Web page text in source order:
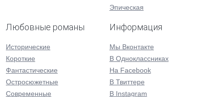
Эпическая
Любовные романы
Исторические
Короткие
Фантастические
Остросюжетные
Современные
Информация
Мы Вконтакте
В Одноклассниках
На Facebook
В Твиттере
В Instagram